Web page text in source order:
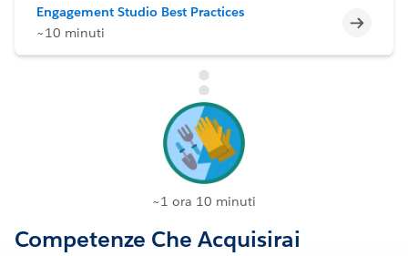
Engagement Studio Best Practices
~10 minuti
~1 ora 10 minuti
Competenze Che Acquisirai